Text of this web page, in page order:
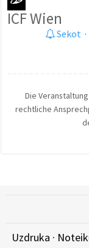
ICF Wien
Sekot ·
Die
rechtliche
Uzdruka ·